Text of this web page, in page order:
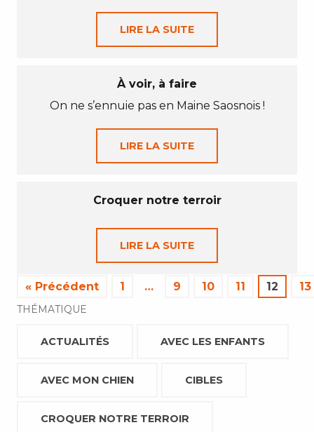
LIRE LA SUITE
À voir, à faire
On ne s’ennuie pas en Maine Saosnois !
LIRE LA SUITE
Croquer notre terroir
LIRE LA SUITE
« Précédent 1 … 9 10 11 12 13
THÉMATIQUE
ACTUALITÉS AVEC LES ENFANTS
AVEC MON CHIEN CIBLES
CROQUER NOTRE TERROIR